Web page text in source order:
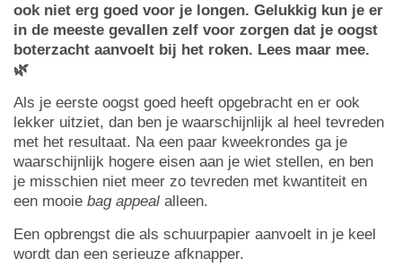
ook niet erg goed voor je longen. Gelukkig kun je er
in de meeste gevallen zelf voor zorgen dat je oogst
boterzacht aanvoelt bij het roken. Lees maar mee.
🌿
Als je eerste oogst goed heeft opgebracht en er ook
lekker uitziet, dan ben je waarschijnlijk al heel tevreden
met het resultaat. Na een paar kweekrondes ga je
waarschijnlijk hogere eisen aan je wiet stellen, en ben
je misschien niet meer zo tevreden met kwantiteit en
een mooie bag appeal alleen.
Een opbrengst die als schuurpapier aanvoelt in je keel
wordt dan een serieuze afknapper.